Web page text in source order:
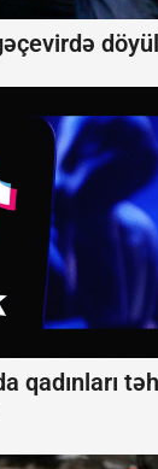
qadınları